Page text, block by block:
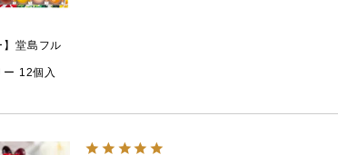
】堂島フル
ー 12個入